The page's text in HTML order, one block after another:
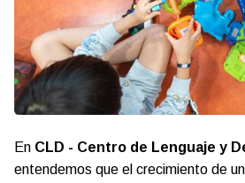
En CLD - Centro de Lenguaje y
entendemos que el crecimiento de